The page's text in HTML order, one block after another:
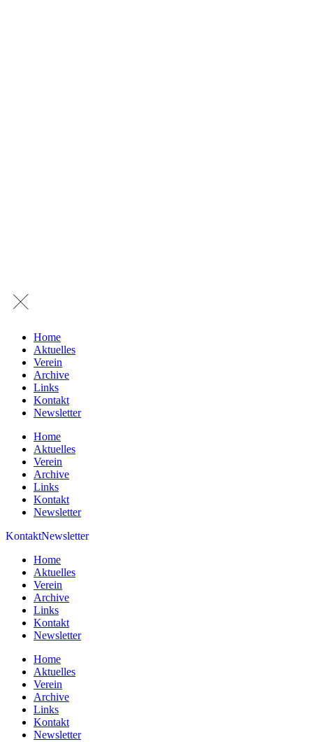
Home
Aktuelles
Verein
Archive
Links
Kontakt
Newsletter
Home
Aktuelles
Verein
Archive
Links
Kontakt
Newsletter
KontaktNewsletter
Home
Aktuelles
Verein
Archive
Links
Kontakt
Newsletter
Home
Aktuelles
Verein
Archive
Links
Kontakt
Newsletter